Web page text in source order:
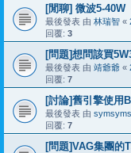
[閒聊] 微波5-40W
最後發表 由 林瑞智 «
回覆: 3
[問題]想問該買
最後發表 由 靖爺爺 «
回覆: 7
[討論]舊引擎使用
最後發表 由 symsyms
回覆: 7
[問題]VAG集團的